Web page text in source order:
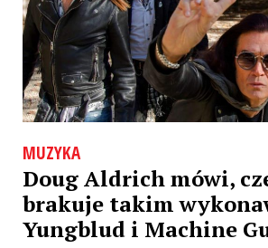
MUZYKA
Doug Aldrich mówi,
brakuje takim
Yungblud i Machine